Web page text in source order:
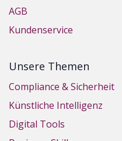
AGB
Kundenservice
Unsere Themen
Compliance & Sicherheit
Künstliche Intelligenz
Digital Tools